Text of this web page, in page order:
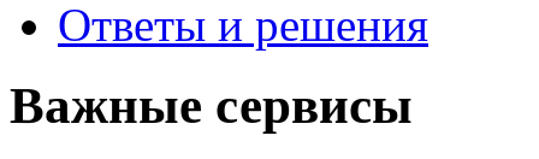
Ответы и решения
Важные сервисы